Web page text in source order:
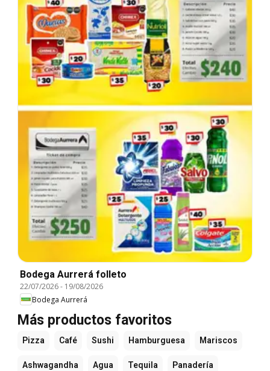
Bodega Aurrerá folleto
22/07/2026- 19/08/2026
Bodega Aurrerá
Más productos favoritos
Pizza Café Sushi Hamburguesa Mariscos
Ashwagandha Agua Tequila Panadería